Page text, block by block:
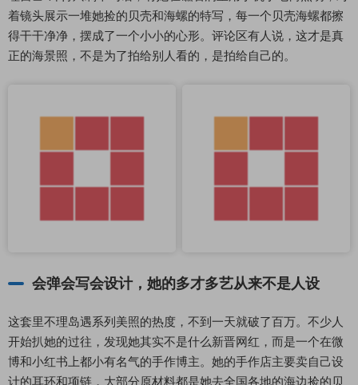
着镜头展示一堆她捡的贝壳和海螺的特写，每一个贝壳海螺都擦
得干干净净，摆成了一个小小的心形。评论区有人说，这才是真
正的海景照，不是为了拍给别人看的，是拍给自己的。
会弹会写会设计，她的多才多艺从来不是人设
这套里不理岛遇系列美照的热度，不到一天就破了百万。不少人
开始扒她的过往，发现她其实不是什么新晋网红，而是一个在微
博和小红书上都小有名气的手作博主。她的手作店主要卖自己设
计的耳环和项链，大部分原材料都是她去全国各地的海边捡的贝